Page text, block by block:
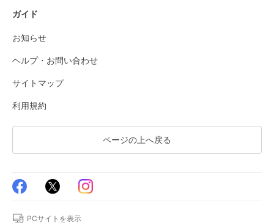
ガイド
お知らせ
ヘルプ・お問い合わせ
サイトマップ
利用規約
ページの上へ戻る
PCサイトを表示